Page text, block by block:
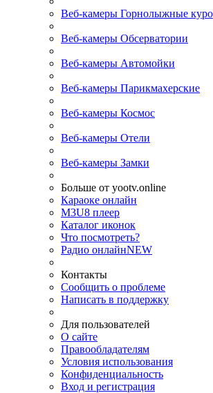
Веб-камеры Горнолыжные
Веб-камеры Обсерватории
Веб-камеры Автомойки
Веб-камеры Парикмахерские
Веб-камеры Космос
Веб-камеры Отели
Веб-камеры Замки
Больше от yootv.online
Караоке онлайн
M3U8 плеер
Каталог иконок
Что посмотреть?
Радио онлайнNEW
Контакты
Сообщить о проблеме
Написать в поддержку
Для пользователей
О сайте
Правообладателям
Условия использования
Конфиденциальность
Вход и регистрация